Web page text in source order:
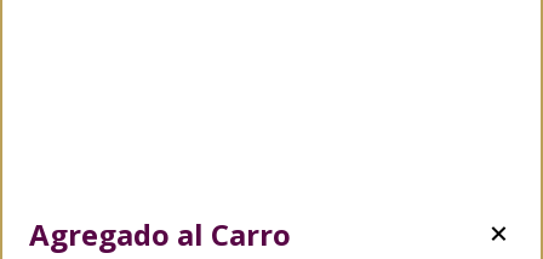
Agregado al Carro